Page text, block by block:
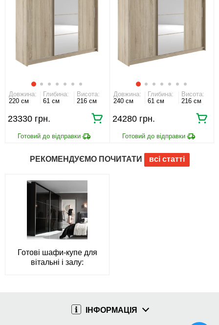
Довжина:
220 см
Глибина:
61 см
Висота:
216 см
23330
Довжина:
240 см
Глибина:
61 см
Висота:
216 см
24280
РЕКОМЕНДУЄМО ПОЧИТАТИ всі статті
Готові шафи-купе для
вітальні і залу:
ІНФОРМАЦІЯ